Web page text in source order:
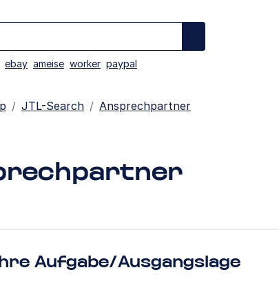
ebay ameise worker paypal
JTL-Search Ansprechpartner
Ihre Aufgabe/Ausgangslage